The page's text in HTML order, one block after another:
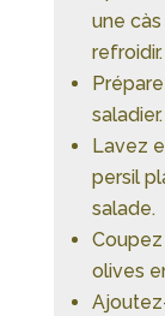
une càs
refroidir.
saladier.
Lavez
persil
salade.
olives